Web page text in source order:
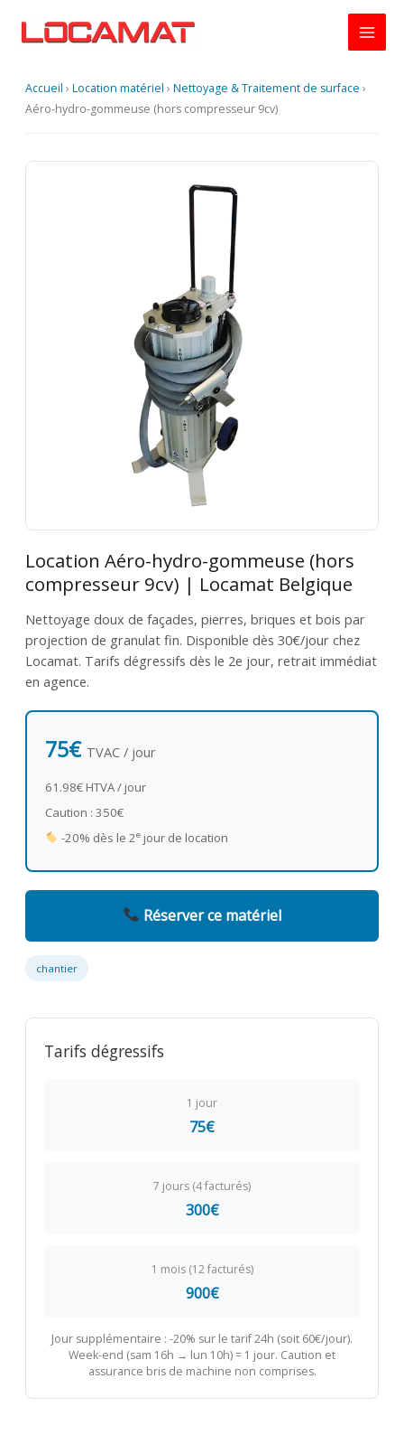
Accueil › Location matériel › Nettoyage & Traitement de surface ›
Aéro-hydro-gommeuse (hors compresseur 9cv)
Location Aéro-hydro-gommeuse (hors
compresseur 9cv) | Locamat Belgique
Nettoyage doux de façades, pierres, briques et bois par
projection de granulat fin. Disponible dès 30€/jour chez
Locamat. Tarifs dégressifs dès le 2e jour, retrait immédiat
en agence.
75€ TVAC / jour
61.98€ HTVA / jour
Caution : 350€
-20% dès le 2ejour de location
Réserver ce matériel
chantier
Tarifs dégressifs
1 jour
75€
7 jours (4 facturés)
300€
1 mois (12 facturés)
900€
Jour supplémentaire : -20% sur le tarif 24h (soit 60€/jour).
Week-end (sam 16h → lun 10h) = 1 jour. Caution et
assurance bris de machine non comprises.